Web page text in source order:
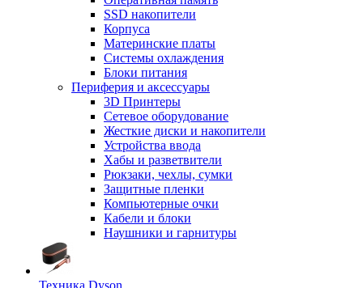
SSD накопители
Корпуса
Материнские платы
Системы охлаждения
Блоки питания
Периферия и аксессуары
3D Принтеры
Сетевое оборудование
Жесткие диски и накопители
Устройства ввода
Хабы и разветвители
Рюкзаки, чехлы, сумки
Защитные пленки
Компьютерные очки
Кабели и блоки
Наушники и гарнитуры
Техника Dyson